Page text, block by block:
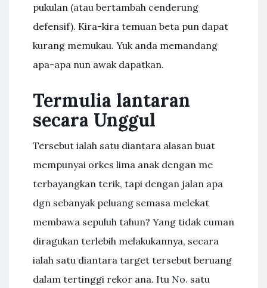
pukulan (atau bertambah cenderung
defensif). Kira-kira temuan beta pun dapat
kurang memukau. Yuk anda memandang
apa-apa nun awak dapatkan.
Termulia lantaran
secara Unggul
Tersebut ialah satu diantara alasan buat
mempunyai orkes lima anak dengan me
terbayangkan terik, tapi dengan jalan apa
dgn sebanyak peluang semasa melekat
membawa sepuluh tahun? Yang tidak cuman
diragukan terlebih melakukannya, secara
ialah satu diantara target tersebut beruang
dalam tertinggi rekor ana. Itu No. satu